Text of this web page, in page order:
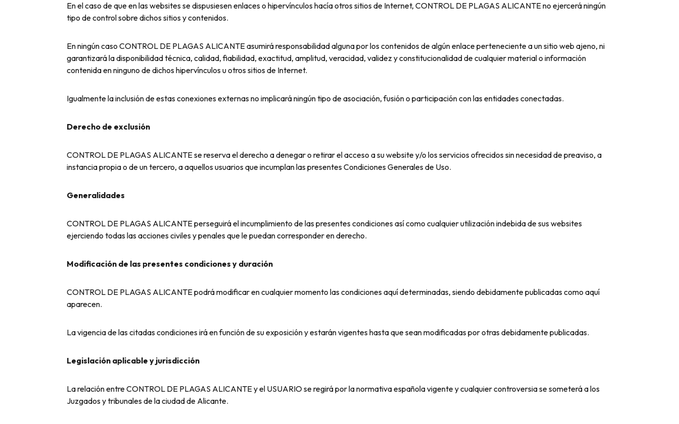
En el caso de que en las websites se dispusiesen enlaces o hipervínculos hacía otros sitios de Internet, CONTROL DE PLAGAS ALICANTE no ejercerá ningún
tipo de control sobre dichos sitios y contenidos.
En ningún caso CONTROL DE PLAGAS ALICANTE asumirá responsabilidad alguna por los contenidos de algún enlace perteneciente a un sitio web ajeno, ni
garantizará la disponibilidad técnica, calidad, fiabilidad, exactitud, amplitud, veracidad, validez y constitucionalidad de cualquier material o información
contenida en ninguno de dichos hipervínculos u otros sitios de Internet.
Igualmente la inclusión de estas conexiones externas no implicará ningún tipo de asociación, fusión o participación con las entidades conectadas.
Derecho de exclusión
CONTROL DE PLAGAS ALICANTE se reserva el derecho a denegar o retirar el acceso a su website y/o los servicios ofrecidos sin necesidad de preaviso, a
instancia propia o de un tercero, a aquellos usuarios que incumplan las presentes Condiciones Generales de Uso.
Generalidades
CONTROL DE PLAGAS ALICANTE perseguirá el incumplimiento de las presentes condiciones así como cualquier utilización indebida de sus websites
ejerciendo todas las acciones civiles y penales que le puedan corresponder en derecho.
Modificación de las presentes condiciones y duración
CONTROL DE PLAGAS ALICANTE podrá modificar en cualquier momento las condiciones aquí determinadas, siendo debidamente publicadas como aquí
aparecen.
La vigencia de las citadas condiciones irá en función de su exposición y estarán vigentes hasta que sean modificadas por otras debidamente publicadas.
Legislación aplicable y jurisdicción
La relación entre CONTROL DE PLAGAS ALICANTE y el USUARIO se regirá por la normativa española vigente y cualquier controversia se someterá a los
Juzgados y tribunales de la ciudad de Alicante.